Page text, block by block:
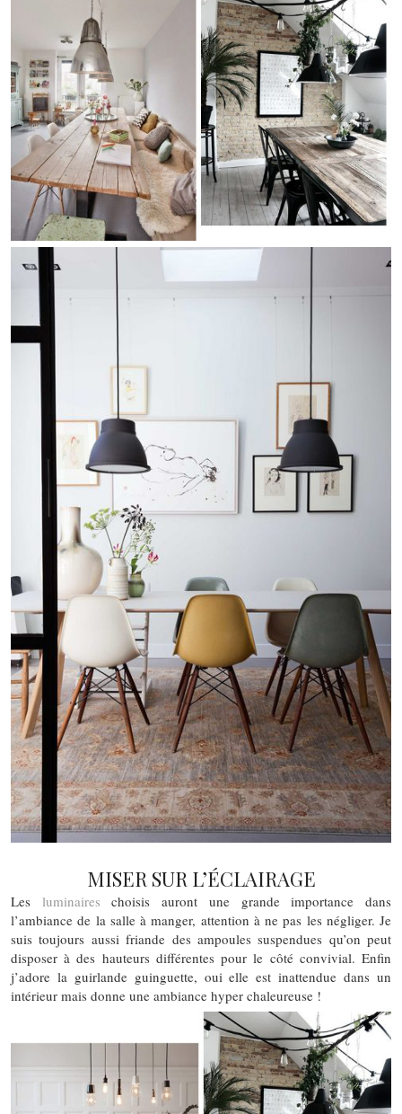
MISER SUR L’ÉCLAIRAGE
Les luminaires choisis auront une grande importance dans
l’ambiance de la salle à manger, attention à ne pas les négliger. Je
suis toujours aussi friande des ampoules suspendues qu’on peut
disposer à des hauteurs différentes pour le côté convivial. Enfin
j’adore la guirlande guinguette, oui elle est inattendue dans un
intérieur mais donne une ambiance hyper chaleureuse !